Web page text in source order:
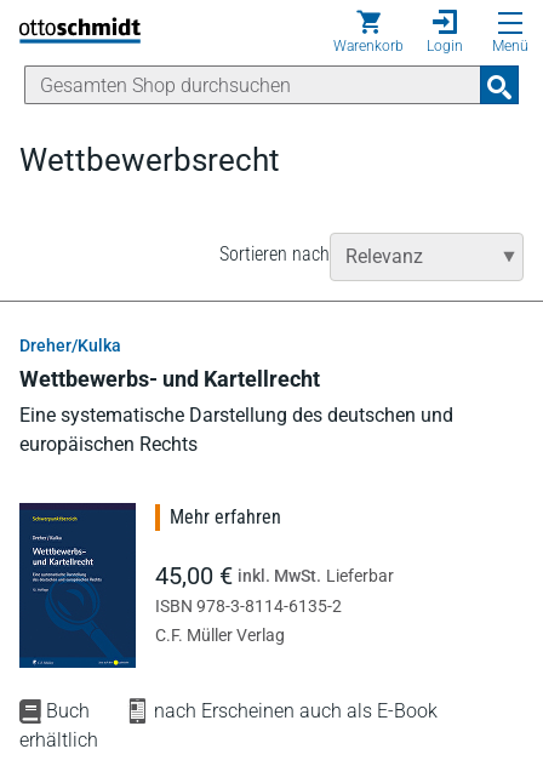
Direkt zum Inhalt
Warenkorb Login Menü
Wettbewerbsrecht
Sortieren nach
Dreher/Kulka
Wettbewerbs- und Kartellrecht
Eine systematische Darstellung des deutschen und
europäischen Rechts
Buch
nach Erscheinen auch als E-Book
erhältlich
Mehr erfahren
45,00 € inkl. MwSt. Lieferbar
ISBN 978-3-8114-6135-2
C.F. Müller Verlag